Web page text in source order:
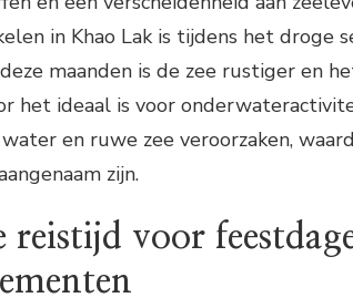
in Khao Lak is tijdens het droge
maanden is de zee rustiger en
het ideaal is voor
en ruwe zee veroorzaken,
zijn.
reistijd voor